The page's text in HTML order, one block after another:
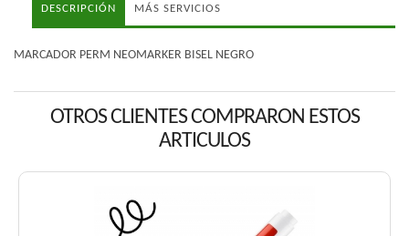
DESCRIPCIÓN MÁS SERVICIOS
MARCADOR PERM NEOMARKER BISEL NEGRO
OTROS CLIENTES COMPRARON ESTOS
ARTICULOS